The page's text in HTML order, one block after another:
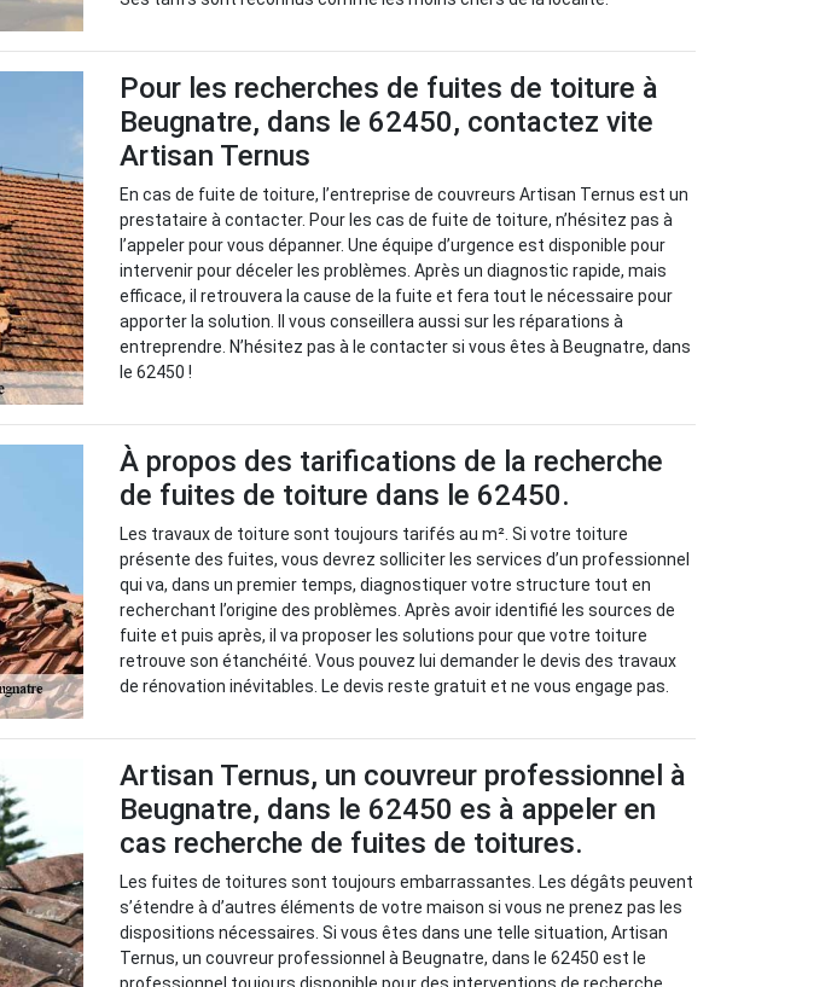
Pour les recherches de fuites de toiture à
Beugnatre, dans le 62450, contactez vite
Artisan Ternus
En cas de fuite de toiture, l’entreprise de couvreurs Artisan Ternus est un
prestataire à contacter. Pour les cas de fuite de toiture, n’hésitez pas à
l’appeler pour vous dépanner. Une équipe d’urgence est disponible pour
intervenir pour déceler les problèmes. Après un diagnostic rapide, mais
efficace, il retrouvera la cause de la fuite et fera tout le nécessaire pour
apporter la solution. Il vous conseillera aussi sur les réparations à
entreprendre. N’hésitez pas à le contacter si vous êtes à Beugnatre, dans
le 62450 !
À propos des tarifications de la recherche
de fuites de toiture dans le 62450.
Les travaux de toiture sont toujours tarifés au m². Si votre toiture
présente des fuites, vous devrez solliciter les services d’un professionnel
qui va, dans un premier temps, diagnostiquer votre structure tout en
recherchant l’origine des problèmes. Après avoir identifié les sources de
fuite et puis après, il va proposer les solutions pour que votre toiture
retrouve son étanchéité. Vous pouvez lui demander le devis des travaux
de rénovation inévitables. Le devis reste gratuit et ne vous engage pas.
Artisan Ternus, un couvreur professionnel à
Beugnatre, dans le 62450 es à appeler en
cas recherche de fuites de toitures.
Les fuites de toitures sont toujours embarrassantes. Les dégâts peuvent
s’étendre à d’autres éléments de votre maison si vous ne prenez pas les
dispositions nécessaires. Si vous êtes dans une telle situation, Artisan
Ternus, un couvreur professionnel à Beugnatre, dans le 62450 est le